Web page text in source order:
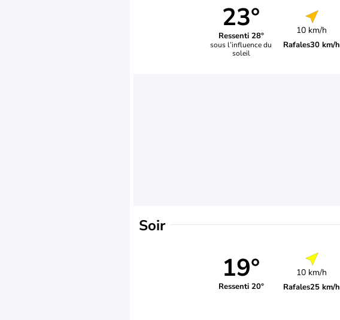
23°
Ressenti 28°
sous l’influence du
soleil
10 km/h
Rafales30 km/h
Soir
19°
Ressenti 20°
10 km/h
Rafales25 km/h